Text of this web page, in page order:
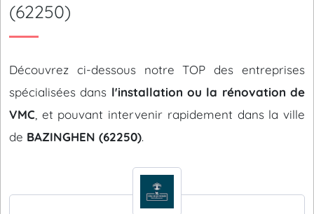
(62250)
Découvrez ci-dessous notre TOP des entreprises
spécialisées dans l'installation ou la rénovation de
VMC , et pouvant intervenir rapidement dans la ville
de BAZINGHEN (62250).